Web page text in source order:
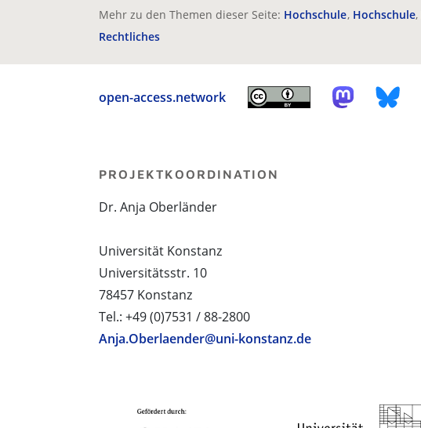
Mehr zu den Themen dieser Seite: Hochschule Hochschule
Rechtliches
open-access.network
PROJEKTKOORDINATION
Dr. Anja Oberländer
Universität Konstanz
Universitätsstr. 10
78457 Konstanz
Tel.: +49 (0)7531 / 88-2800
Anja.Oberlaender@uni-konstanz.de